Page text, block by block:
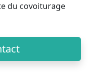
du covoiturage